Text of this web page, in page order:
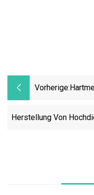
Vorherige:
Herstellung Von